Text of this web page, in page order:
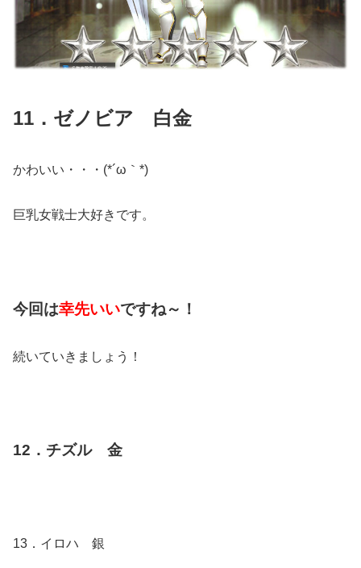
11．ゼノビア 白金
かわいい・・・(*´ω｀*)
巨乳女戦士大好きです。
今回は幸先いいですね～！
続いていきましょう！
12．チズル 金
13．イロハ 銀